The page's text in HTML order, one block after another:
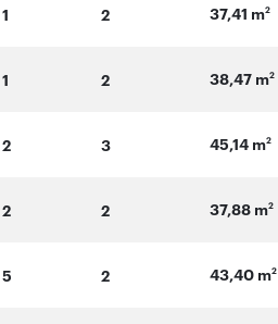
1 2 37,41 m2
1 2 38,47 m2
2 3 45,14 m2
2 2 37,88 m2
5 2 43,40 m2